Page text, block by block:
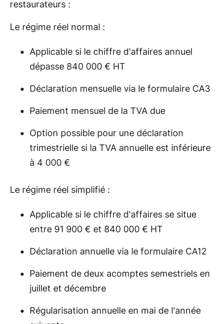
restaurateurs :
Le régime réel normal :
Applicable si le chiffre d'affaires annuel
dépasse 840 000 € HT
Déclaration mensuelle via le formulaire CA3
Paiement mensuel de la TVA due
Option possible pour une déclaration
trimestrielle si la TVA annuelle est inférieure
à 4 000 €
Le régime réel simplifié :
Applicable si le chiffre d'affaires se situe
entre 91 900 € et 840 000 € HT
Déclaration annuelle via le formulaire CA12
Paiement de deux acomptes semestriels en
juillet et décembre
Régularisation annuelle en mai de l'année